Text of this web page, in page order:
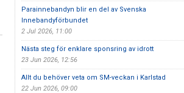
Parainnebandyn blir en del av Svenska
Innebandyförbundet
2 Jul 2026, 11:00
Nästa steg för enklare sponsring av idrott
23 Jun 2026, 12:56
Allt du behöver veta om SM-veckan i Karlstad
22 Jun 2026, 09:00